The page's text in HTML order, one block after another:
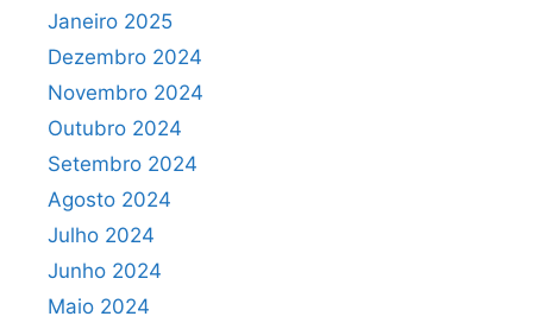
Janeiro 2025
Dezembro 2024
Novembro 2024
Outubro 2024
Setembro 2024
Agosto 2024
Julho 2024
Junho 2024
Maio 2024